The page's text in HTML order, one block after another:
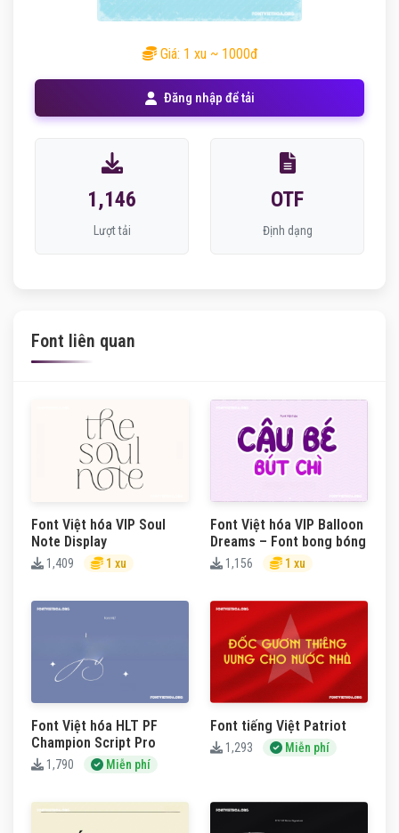
Giá: 1 xu ~ 1000đ
Đăng nhập để tải
1,146
Lượt tải
OTF
Định dạng
Font liên quan
Font Việt hóa VIP Soul
Note Display
1,409 1 xu
Font Việt hóa VIP Balloon
Dreams – Font bong bóng
1,156 1 xu
Font Việt hóa HLT PF
Champion Script Pro
1,790 Miễn phí
Font tiếng Việt Patriot
1,293 Miễn phí